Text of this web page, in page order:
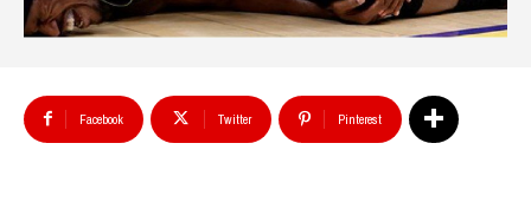
Facebook Twitter Pinterest